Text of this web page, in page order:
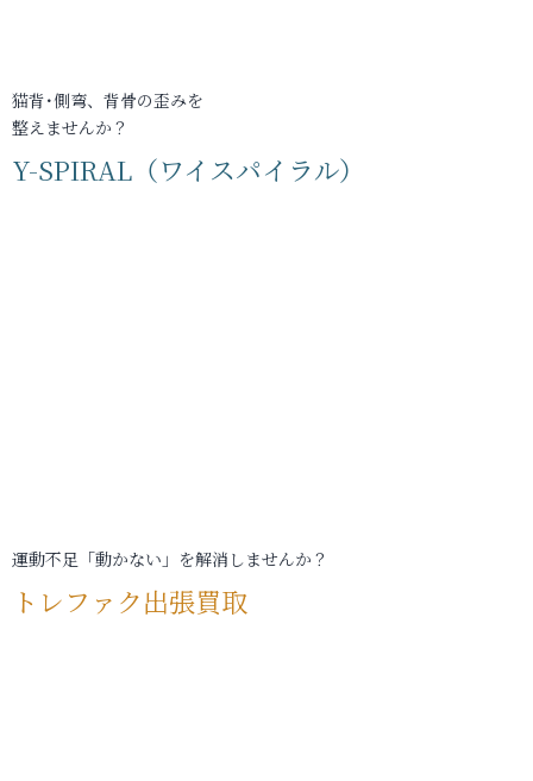
猫背･側弯、背骨の歪みを
整えませんか？
Y-SPIRAL（ワイスパイラル）
運動不足「動かない」を解消しませんか？
トレファク出張買取